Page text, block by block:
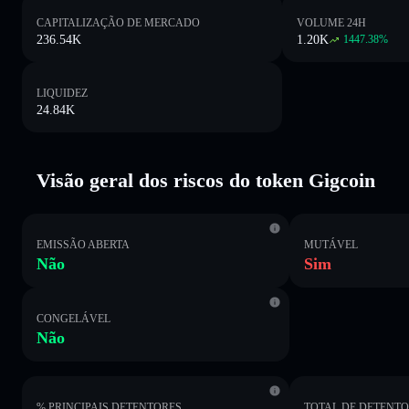
CAPITALIZAÇÃO DE MERCADO
236.54K
VOLUME 24H
1.20K 1447.38%
LIQUIDEZ
24.84K
Visão geral dos riscos do token Gigcoin
EMISSÃO ABERTA
Não
MUTÁVEL
Sim
CONGELÁVEL
Não